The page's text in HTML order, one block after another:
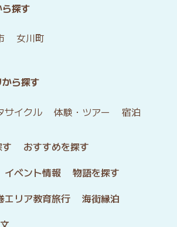
探す
女川町
ら探す
サイクル 体験・ツアー 宿泊
おすすめを探す
イベント情報
物語を探す
エリア教育旅行
海街縁泊